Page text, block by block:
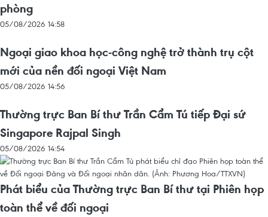
phòng
05/08/2026 14:58
Ngoại giao khoa học-công nghệ trở thành trụ cột
mới của nền đối ngoại Việt Nam
05/08/2026 14:56
Thường trực Ban Bí thư Trần Cẩm Tú tiếp Đại sứ
Singapore Rajpal Singh
05/08/2026 14:54
Phát biểu của Thường trực Ban Bí thư tại Phiên họp
toàn thể về đối ngoại